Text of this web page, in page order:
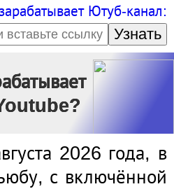
Ютуб-канал:
Узнать
2026 года, в
с включённой